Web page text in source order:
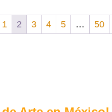
1 2 3 4 5 … 50